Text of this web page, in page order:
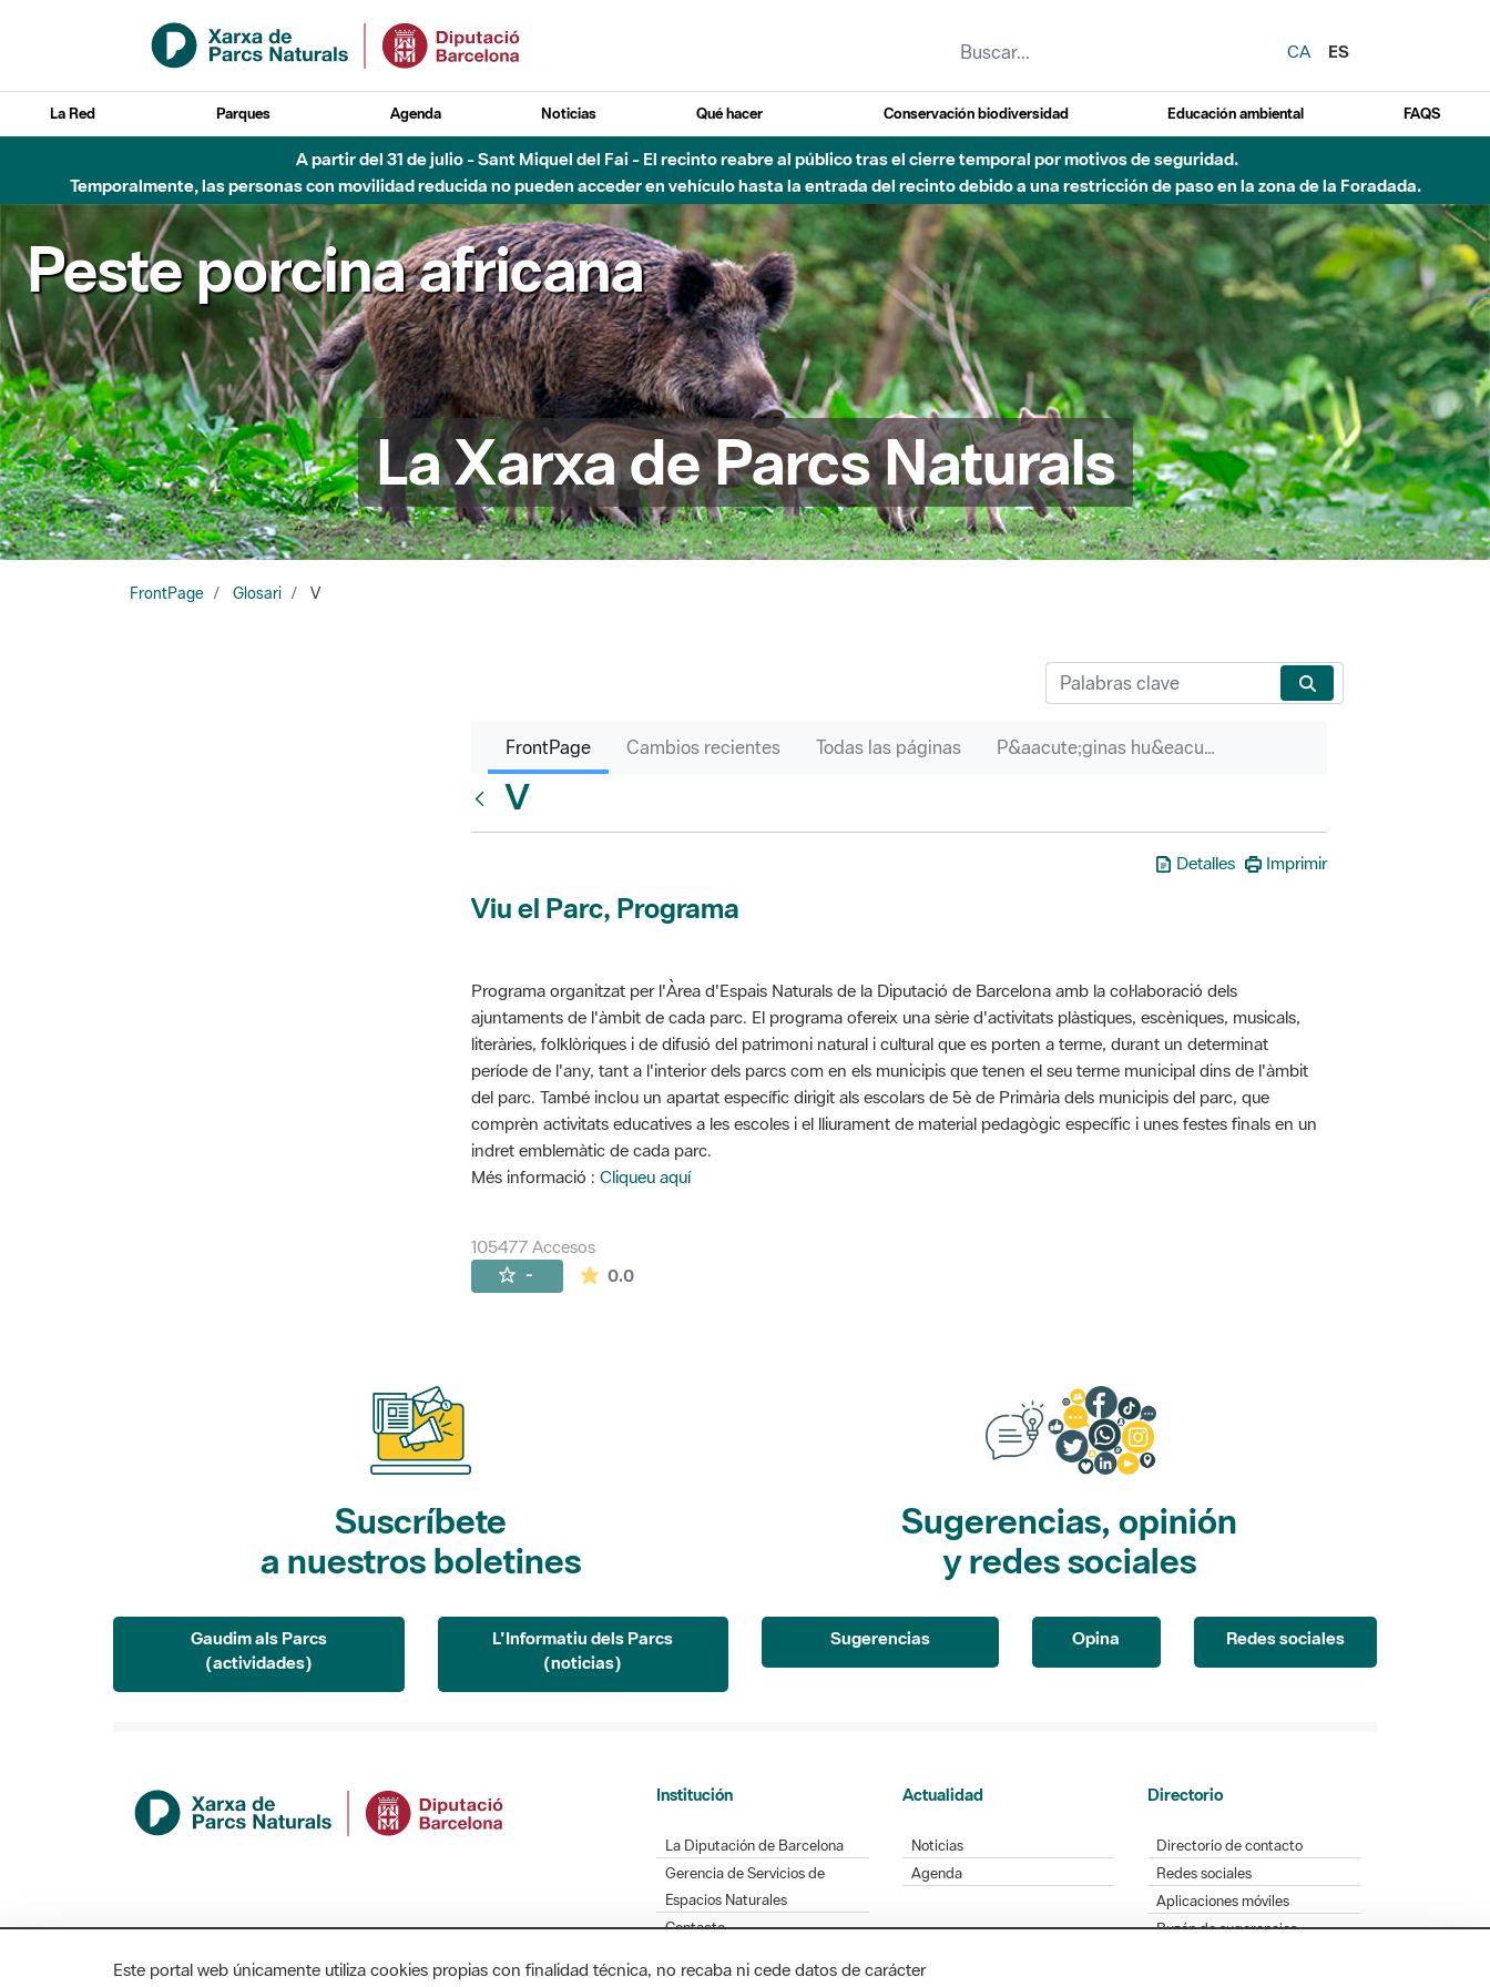
Saltar al contenido principal
CA
ES
La Red Parques Agenda Noticias Qué hacer Conservación biodiversidad Educación ambiental FAQS
A partir del 31 de julio - Sant Miquel del Fai - El recinto reabre al público tras el cierre temporal por motivos de seguridad.
Temporalmente, las personas con movilidad reducida no pueden acceder en vehículo hasta la entrada del recinto debido a una restricción de paso en la zona de la Foradada.
Peste porcina africana
La Xarxa de Parcs Naturals
FrontPage Glosari V
FrontPage Cambios recientes Todas las páginas P&aacute;ginas hu&eacute;rfanas
V
Detalles Imprimir
Viu el Parc, Programa
Programa organitzat per l'Àrea d'Espais Naturals de la Diputació de Barcelona amb la col·laboració dels
ajuntaments de l'àmbit de cada parc. El programa ofereix una sèrie d'activitats plàstiques, escèniques, musicals,
literàries, folklòriques i de difusió del patrimoni natural i cultural que es porten a terme, durant un determinat
període de l'any, tant a l'interior dels parcs com en els municipis que tenen el seu terme municipal dins de l'àmbit
del parc. També inclou un apartat específic dirigit als escolars de 5è de Primària dels municipis del parc, que
comprèn activitats educatives a les escoles i el lliurament de material pedagògic específic i unes festes finals en un
indret emblemàtic de cada parc.
Més informació : Cliqueu aquí
105477 Accesos
- 0.0La valoración media es de 0 estrellas de 5.
Suscríbete
a nuestros boletines
Gaudim als Parcs
(actividades)
L'Informatiu dels Parcs
(noticias)
Sugerencias, opinión
y redes sociales
Sugerencias Opina Redes sociales
Institución
La Diputación de Barcelona
Gerencia de Servicios de
Espacios Naturales
Contacto
Actualidad
Noticias
Agenda
Directorio
Directorio de contacto
Redes sociales
Aplicaciones móviles
Buzón de sugerencias
Este portal web únicamente utiliza cookies propias con finalidad técnica, no recaba ni cede datos de carácter